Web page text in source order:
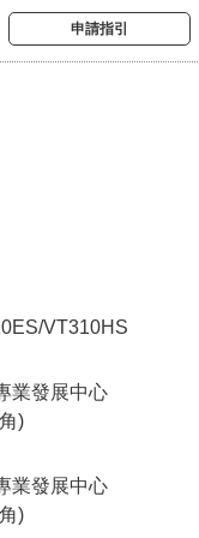
申請指引
VT310HS
業發展中心
)
業發展中心
)